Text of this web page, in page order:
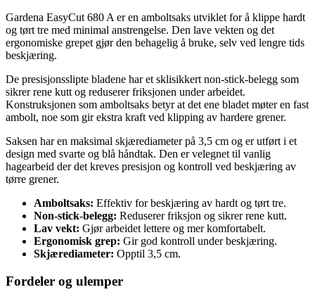
Gardena EasyCut 680 A er en amboltsaks utviklet for å klippe hardt
og tørt tre med minimal anstrengelse. Den lave vekten og det
ergonomiske grepet gjør den behagelig å bruke, selv ved lengre tids
beskjæring.
De presisjonsslipte bladene har et sklisikkert non-stick-belegg som
sikrer rene kutt og reduserer friksjonen under arbeidet.
Konstruksjonen som amboltsaks betyr at det ene bladet møter en fast
ambolt, noe som gir ekstra kraft ved klipping av hardere grener.
Saksen har en maksimal skjærediameter på 3,5 cm og er utført i et
design med svarte og blå håndtak. Den er velegnet til vanlig
hagearbeid der det kreves presisjon og kontroll ved beskjæring av
tørre grener.
Amboltsaks: Effektiv for beskjæring av hardt og tørt tre.
Non-stick-belegg: Reduserer friksjon og sikrer rene kutt.
Lav vekt: Gjør arbeidet lettere og mer komfortabelt.
Ergonomisk grep: Gir god kontroll under beskjæring.
Skjærediameter: Opptil 3,5 cm.
Fordeler og ulemper